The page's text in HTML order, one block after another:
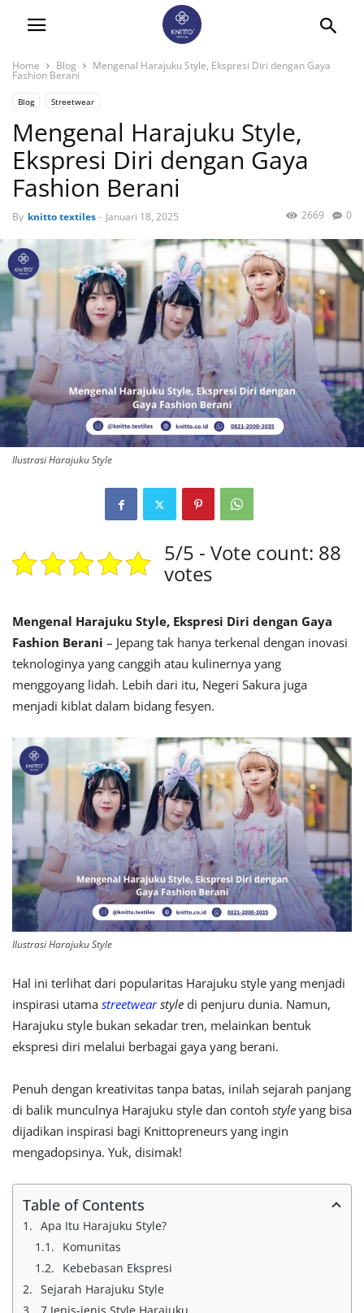
Home Blog Mengenal Harajuku Style, Ekspresi Diri dengan Gaya
Fashion Berani
Blog Streetwear
Mengenal Harajuku Style,
Ekspresi Diri dengan Gaya
Fashion Berani
By knitto textiles- Januari 18, 2025 0
2669
Ilustrasi Harajuku Style
5/5 - Vote count: 88
votes
Mengenal Harajuku Style, Ekspresi Diri dengan Gaya
Fashion Berani – Jepang tak hanya terkenal dengan inovasi
teknologinya yang canggih atau kulinernya yang
menggoyang lidah. Lebih dari itu, Negeri Sakura juga
menjadi kiblat dalam bidang fesyen.
Ilustrasi Harajuku Style
Hal ini terlihat dari popularitas Harajuku style yang menjadi
inspirasi utama streetwearstyle di penjuru dunia. Namun,
Harajuku style bukan sekadar tren, melainkan bentuk
ekspresi diri melalui berbagai gaya yang berani.
Penuh dengan kreativitas tanpa batas, inilah sejarah panjang
di balik munculnya Harajuku style dan contoh style yang bisa
dijadikan inspirasi bagi Knittopreneurs yang ingin
mengadopsinya. Yuk, disimak!
Table of Contents
Apa Itu Harajuku Style?
Komunitas
Kebebasan Ekspresi
Sejarah Harajuku Style